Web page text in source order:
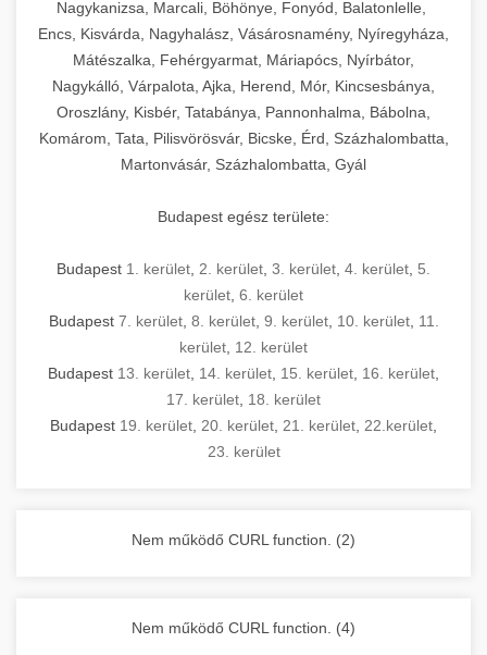
Ipari sütők és gőzpárolók katalógusa -
chef-iparikonyhagepek.hu
berendezések
használatot, miközben megfelel az összes
higiéniai előírásnak.
Ipari hűtőberendezések széles
választéka - chef-iparikonyhagepek.hu
kereskedelmi hűtőegység és hűtőkamra rendszerek
hőmérsékletet és vízminőséget figyelő
rendszerekkel, valamint energiatakarékos
technológiával rendelkeznek. A rozsdamentes
acél konstrukció és a könnyen hozzáférhető
karbantartási pontok biztosítják a hosszú
élettartamot és az egyszerű üzemeltetést.
Ipari mosogatógépek teljes kínálata -
kereskedelmi mosogatógép és tisztítóberendezések
tisztíthatók, szétszerelhetők és karbantarthatók,
megfelelnek az összes élelmiszer-biztonsági
előírásnak. Különböző teljesítményű modellek
állnak rendelkezésre asztali és állványos
kivitelben, az egyedi igények és a
feldolgozandó mennyiségek függvényében.
Biztonságos kezelést biztosító védőburkolatok
számára.
Sajtreszelő gépek szakmai választéka -
chef-iparikonyhagepek.hu
kereskedelmi sajtreszelő és aprítógépek
berendezést magában foglal, amely szükséges
egy modern, hatékonyan működő
kereskedelmi konyha komplett felszereléséhez
és működtetéséhez. Az alapvető
főzőberendezésektől (tűzhelyek, sütők,
grillsütők, frittőzök) kezdve a speciális
feldolgozógépeken (szeletelők, aprítók,
kiegészítő eszközökig mindent egy helyen
megtalál. Szakértő tanácsadóink segítenek a
megfelelő berendezések kiválasztásában, a
konyha optimális elrendezésének
megtervezésében, valamint a telepítés és az
üzembe helyezés koordinálásában. Hosszú távú
garancia, gyors szerviz és folyamatos műszaki
támogatás biztosítja az Ön nyugalmát és
Nagykonyhai berendezések komplett
Nagykanizsa, Marcali, Böhönye, Fonyód, Balatonlelle,
Encs, Kisvárda, Nagyhalász, Vásárosnamény, Nyíregyháza,
Mátészalka, Fehérgyarmat, Máriapócs, Nyírbátor,
Nagykálló, Várpalota, Ajka, Herend, Mór, Kincsesbánya,
Oroszlány, Kisbér, Tatabánya, Pannonhalma, Bábolna,
Komárom, Tata, Pilisvörösvár, Bicske, Érd, Százhalombatta,
Martonvásár, Százhalombatta, Gyál
Budapest egész területe:
Budapest 1. kerület 2. kerület 3. kerület 4. kerület 5.
kerület 6. kerület
Budapest 7. kerület, 8. kerület, 9. kerület, 10. kerület, 11.
kerület 12. kerület
Budapest 13. kerület 14. kerület 15. kerület 16. kerület
17. kerület 18. kerület
Budapest 19. kerület 20. kerület 21. kerület 22.kerület
23. kerület
Nem működő CURL function. (2)
Nem működő CURL function. (4)